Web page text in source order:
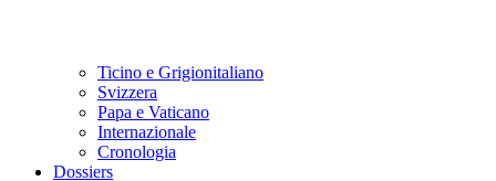
Ticino e Grigionitaliano
Svizzera
Papa e Vaticano
Internazionale
Cronologia
Dossiers